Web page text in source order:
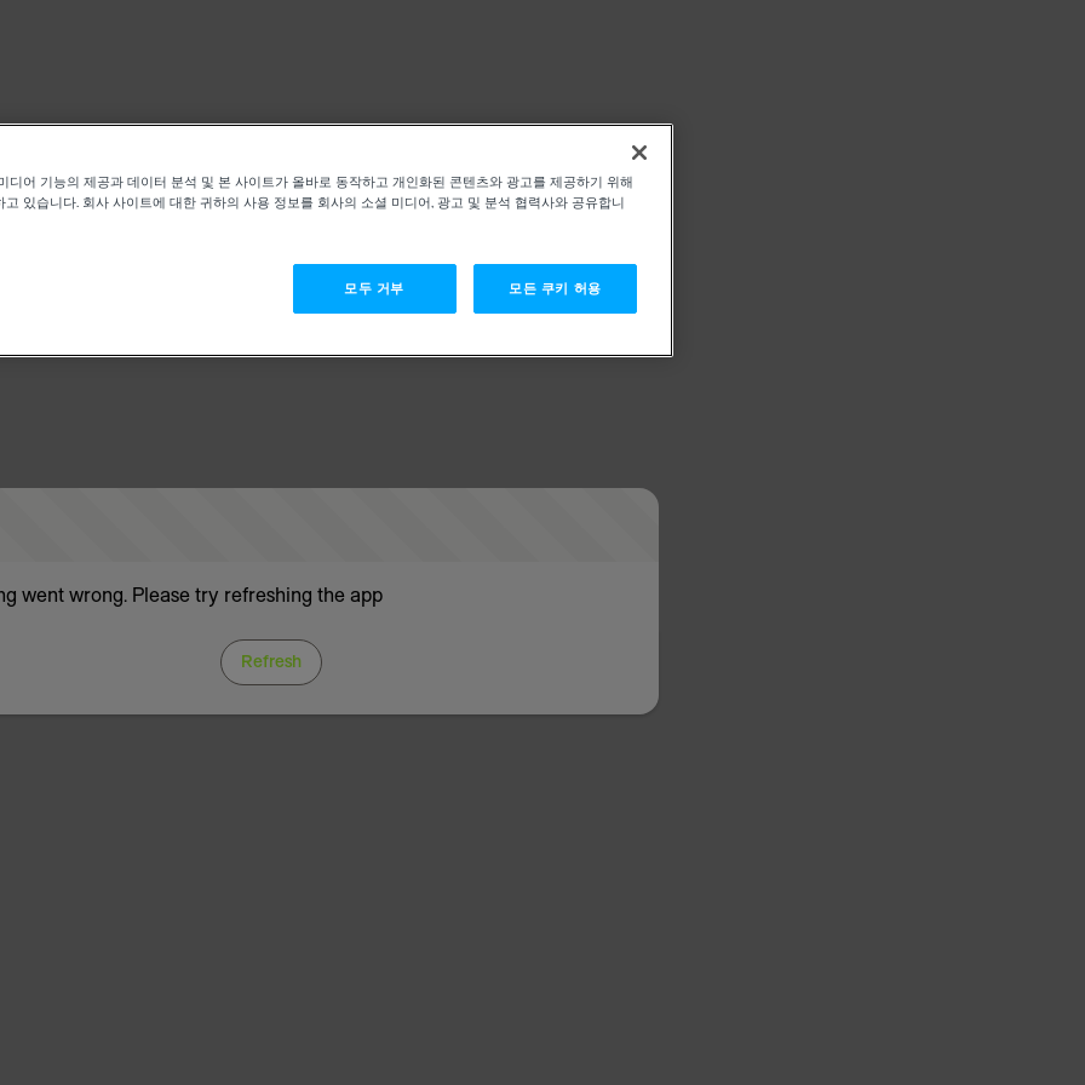
went wrong. Please try refreshing the app
Refresh
디어 기능의 제공과 데이터 분석 및 본 사이트가 올바로 동작하고 개인화된 콘텐츠와 광고를 제공하기 위해
고 있습니다. 회사 사이트에 대한 귀하의 사용 정보를 회사의 소셜 미디어, 광고 및 분석 협력사와 공유합니
모두 거부 모든 쿠키 허용